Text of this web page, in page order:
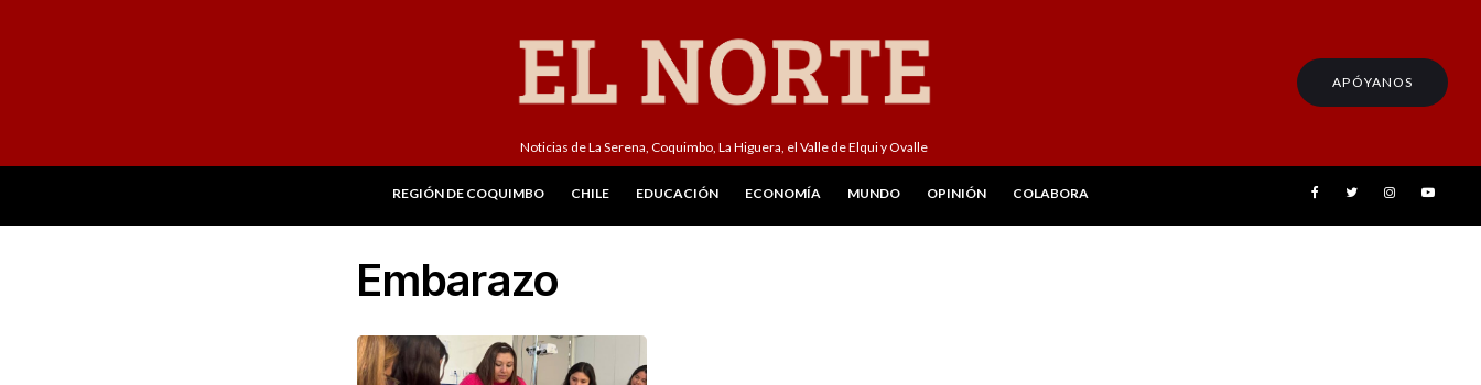
Noticias de La Serena, Coquimbo, La Higuera, el Valle de Elqui y Ovalle
APÓYANOS
REGIÓN DE COQUIMBO CHILE EDUCACIÓN ECONOMÍA MUNDO OPINIÓN COLABORA
Embarazo